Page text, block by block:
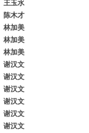
王玉水
陈木才
林加美
林加美
林加美
谢汉文
谢汉文
谢汉文
谢汉文
谢汉文
谢汉文